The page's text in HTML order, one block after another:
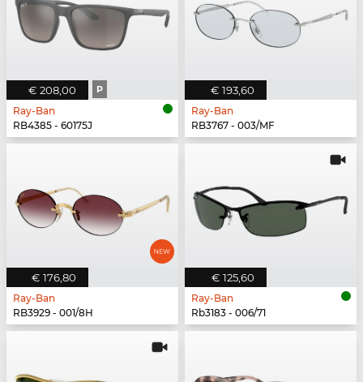
€ 208,00 P
Ray-Ban
RB4385 - 60175J
€ 193,60
Ray-Ban
RB3767 - 003/MF
€ 176,80
Ray-Ban
RB3929 - 001/8H
€ 125,60
Ray-Ban
Rb3183 - 006/71